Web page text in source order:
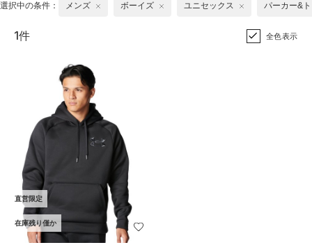
選択中の条件： メンズ ボーイズ ユニセックス パーカー&
1件 全色表示
直営限定
在庫残り僅か